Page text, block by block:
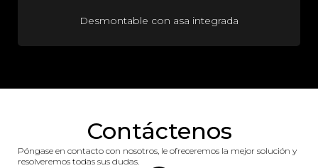
Desmontable con asa integrada
Contáctenos
Póngase en contacto con nosotros, le ofreceremos la mejor solución y
resolveremos todas sus dudas.